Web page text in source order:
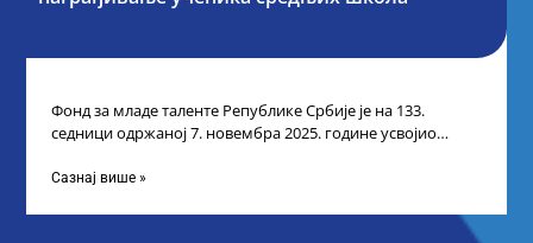
Фонд за младе таленте Републике Србије је на 133.
седници одржаној 7. новембра 2025. године усвојио
Сазнај више »